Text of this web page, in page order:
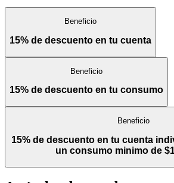
Beneficio
15% de descuento en tu cuenta
Beneficio
15% de descuento en tu consumo
Beneficio
15% de descuento en tu cuenta
un consumo minimo de